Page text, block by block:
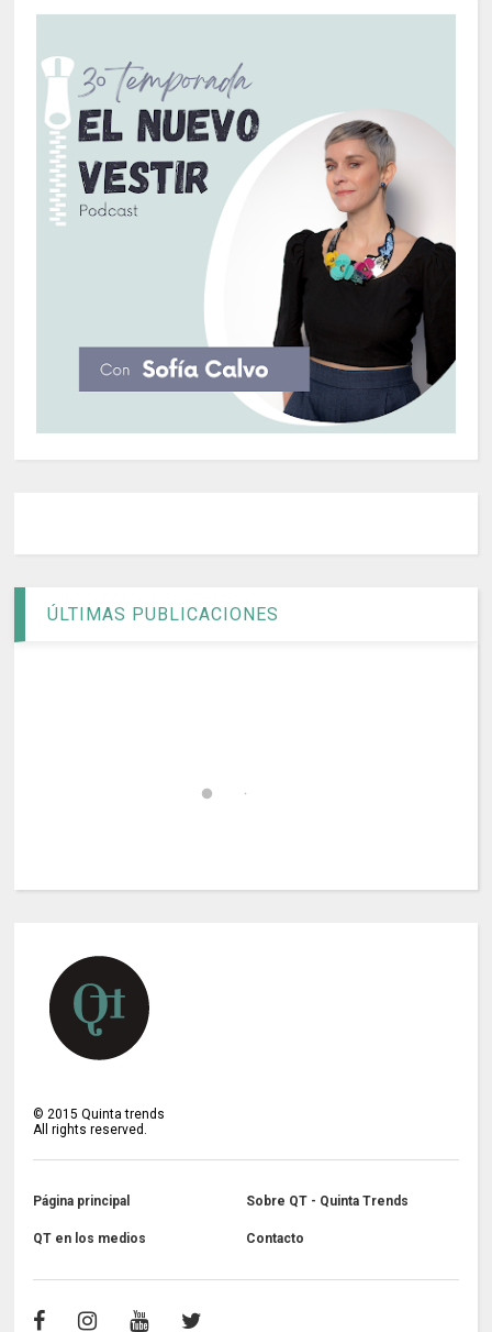
ÚLTIMAS PUBLICACIONES
©2015 Quinta trends
All rights reserved.
Página principal Sobre QT - Quinta Trends
QT en los medios Contacto